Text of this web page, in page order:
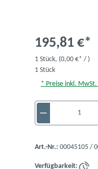
195,81 €*
1 Stück, (0,00 €* / )
1 Stück
* Preise inkl.
Produkt
Art.-Nr.: 00045105 /
Verfügbarkeit: